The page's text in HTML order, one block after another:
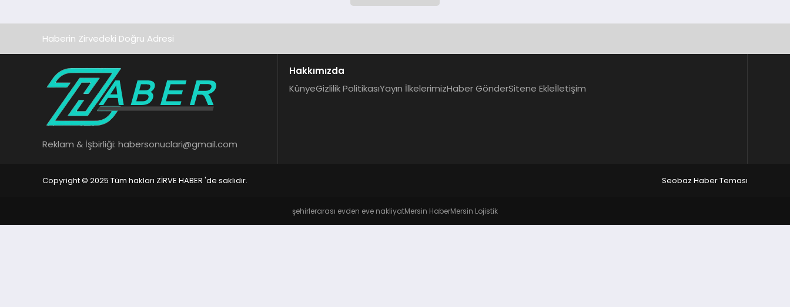
Haberin Zirvedeki Doğru Adresi
Reklam & İşbirliği: habersonuclari@gmail.com
Hakkımızda
KünyeGizlilik PolitikasıYayın İlkelerimizHaber GönderSitene Ekleİletişim
Copyright © 2025 Tüm hakları ZİRVE HABER 'de saklıdır. Seobaz Haber Teması
şehirlerarası evden eve nakliyatMersin HaberMersin Lojistik